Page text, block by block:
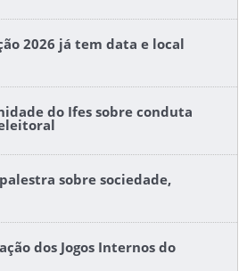
2026 já tem data e local
do Ifes sobre conduta
sobre sociedade,
dos Jogos Internos do